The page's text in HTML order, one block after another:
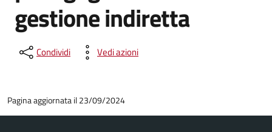
gestione indiretta
Condividi Vedi azioni
Pagina aggiornata il 23/09/2024